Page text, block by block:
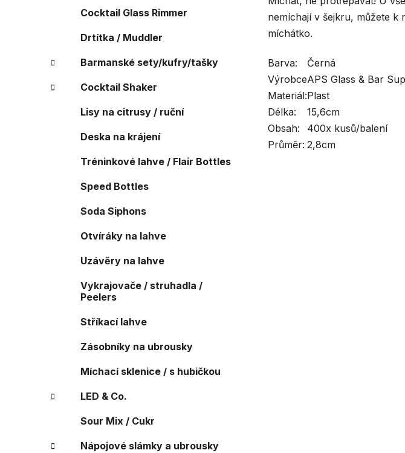
Cocktail Glass Rimmer
Drtítka / Muddler
Barmanské sety/kufry/tašky
Cocktail Shaker
Lisy na citrusy / ruční
Deska na krájení
Tréninkové lahve / Flair Bottles
Speed Bottles
Soda Siphons
Otvíráky na lahve
Uzávěry na lahve
Vykrajovače / struhadla /
Peelers
Stříkací lahve
Zásobníky na ubrousky
Míchací sklenice / s hubičkou
LED & Co.
Sour Mix / Cukr
Nápojové slámky a ubrousky
nemíchají v šejkru, můžete k
míchátko.
Barva:
Černá
VýrobceAPS Glass & Bar
Materiál:Plast
Délka:
15,6cm
Obsah:
400x kusů/balení
Průměr: 2,8cm